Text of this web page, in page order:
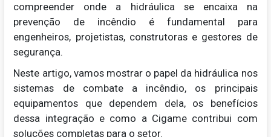
compreender onde a hidráulica se encaixa na
prevenção de incêndio é fundamental para
engenheiros, projetistas, construtoras e gestores de
segurança.
Neste artigo, vamos mostrar o papel da hidráulica nos
sistemas de combate a incêndio, os principais
equipamentos que dependem dela, os benefícios
dessa integração e como a Cigame contribui com
soluções completas para o setor.